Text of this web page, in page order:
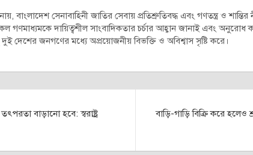
বাংলাদেশ সেনাবাহিনী জাতির সেবায় প্রতিশ্রুতিবদ্ধ এবং গণতন্ত্র ও
গণমাধ্যমকে দায়িত্বশীল সাংবাদিকতার চর্চার আহ্বান জানাই এবং অনুরোধ
দেশের জনগণের মধ্যে অপ্রয়োজনীয় বিভক্তি ও অবিশ্বাস সৃষ্টি করে।
বাড়ানো হবে: স্বরাষ্ট্র
বাড়ি-গাড়ি বিক্রি করে হলেও